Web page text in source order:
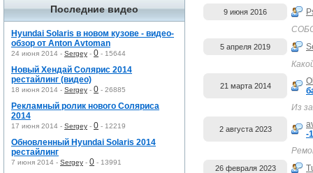
Последние видео
Hyundai Solaris в новом кузове - видео-
обзор от Anton Avtoman
24 июня 2014 - Sergey - 0 - 15644
Новый Хендай Солярис 2014
рестайлинг (видео)
18 июня 2014 - Sergey - 0 - 26885
Рекламный ролик нового Соляриса
2014
17 июня 2014 - Sergey - 0 - 12219
Обновленный Hyundai Solaris 2014
рестайлинг
7 июня 2014 - Sergey - 0 - 13991
9 июня 2016
5 апреля 2019
21 марта 2014
Из
2 августа 2023
-
26 февраля 2023